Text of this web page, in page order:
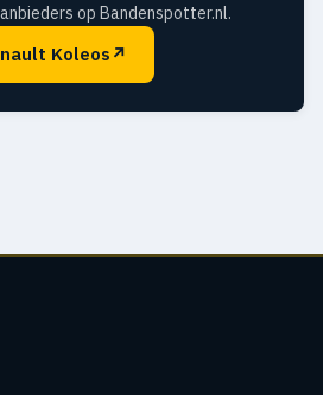
op Bandenspotter.nl.
Koleos ↗